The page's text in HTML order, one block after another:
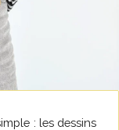
: les dessins